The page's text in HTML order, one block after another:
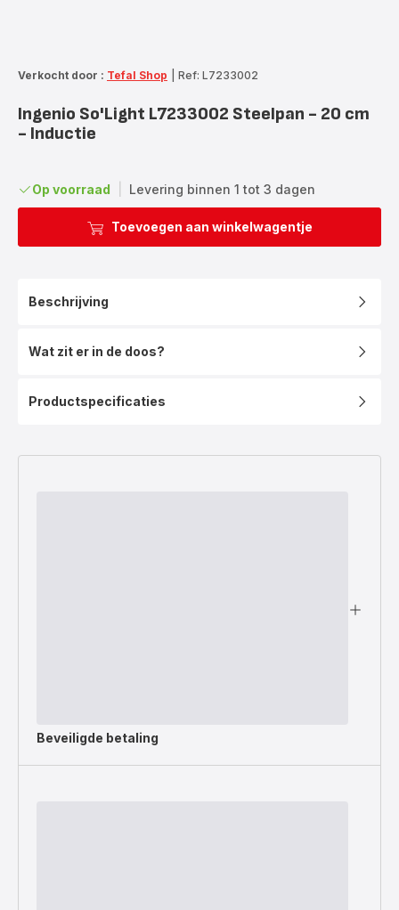
Verkocht door : Tefal Shop Ref: L7233002
Ingenio So'Light L7233002 Steelpan - 20 cm
- Inductie
Op voorraad Levering binnen 1 tot 3 dagen
Toevoegen aan winkelwagentje
Beschrijving
Wat zit er in de doos?
Productspecificaties
Beveiligde betaling